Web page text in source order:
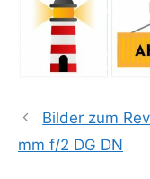
Bilder zum
mm f/2 DG DN